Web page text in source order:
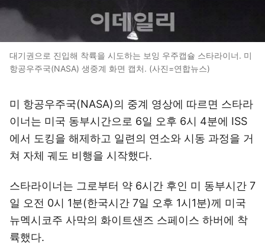
대기권으로 진입해 착륙을 시도하는 보잉 우주캡슐 스타라이너. 미
항공우주국(NASA) 생중계 화면 캡처. (사진=연합뉴스)
미 항공우주국(NASA)의 중계 영상에 따르면 스타라
이너는 미국 동부시간으로 6일 오후 6시 4분에 ISS
에서 도킹을 해제하고 일련의 연소와 시동 과정을 거
쳐 자체 궤도 비행을 시작했다.
스타라이너는 그로부터 약 6시간 후인 미 동부시간 7
일 오전 0시 1분(한국시간 7일 오후 1시1분)께 미국
뉴멕시코주 사막의 화이트샌즈 스페이스 하버에 착
륙했다.